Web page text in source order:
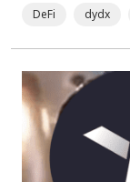
DeFi dydx